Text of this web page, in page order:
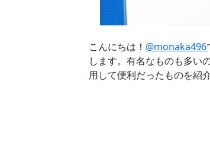
こんにちは！ @monaka496
します。有名なものも多い
用して便利だったものを紹介